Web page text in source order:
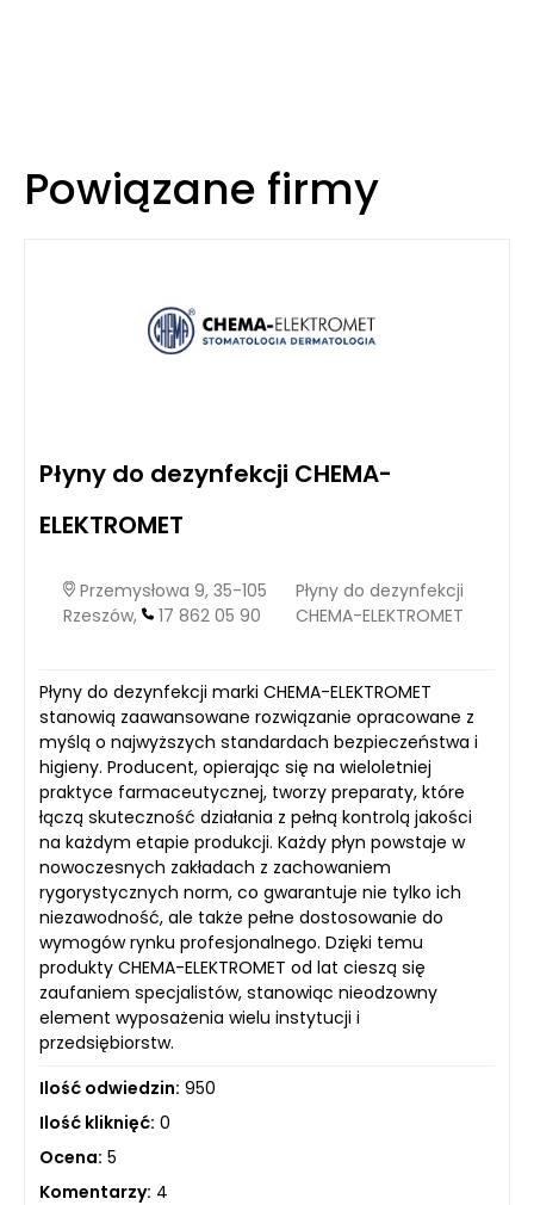
Powiązane firmy
Płyny do dezynfekcji CHEMA-
ELEKTROMET
Przemysłowa 9, 35-105
Rzeszów,
17 862 05 90
Płyny do dezynfekcji
CHEMA-ELEKTROMET
Płyny do dezynfekcji marki CHEMA-ELEKTROMET
stanowią zaawansowane rozwiązanie opracowane z
myślą o najwyższych standardach bezpieczeństwa i
higieny. Producent, opierając się na wieloletniej
praktyce farmaceutycznej, tworzy preparaty, które
łączą skuteczność działania z pełną kontrolą jakości
na każdym etapie produkcji. Każdy płyn powstaje w
nowoczesnych zakładach z zachowaniem
rygorystycznych norm, co gwarantuje nie tylko ich
niezawodność, ale także pełne dostosowanie do
wymogów rynku profesjonalnego. Dzięki temu
produkty CHEMA-ELEKTROMET od lat cieszą się
zaufaniem specjalistów, stanowiąc nieodzowny
element wyposażenia wielu instytucji i
przedsiębiorstw.
Ilość odwiedzin: 950
Ilość kliknięć: 0
Ocena: 5
Komentarzy: 4